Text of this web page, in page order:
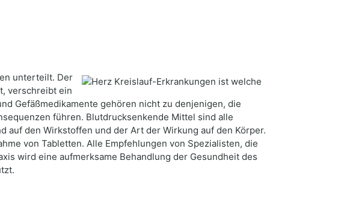
unterteilt. Der
verschreibt ein
Gefäßmedikamente gehören nicht zu denjenigen, die
führen. Blutdrucksenkende Mittel sind alle
den Wirkstoffen und der Art der Wirkung auf den Körper.
von Tabletten. Alle Empfehlungen von Spezialisten, die
wird eine aufmerksame Behandlung der Gesundheit des